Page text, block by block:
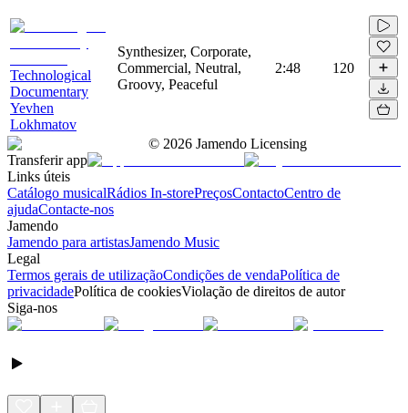
Technological
Documentary
Yevhen
Lokhmatov
Synthesizer, Corporate,
Commercial, Neutral,
Groovy, Peaceful
2:48 120
© 2026 Jamendo Licensing
Transferir app
Links úteis
Catálogo musicalRádios In-storePreçosContactoCentro de
ajudaContacte-nos
Jamendo
Jamendo para artistasJamendo Music
Legal
Termos gerais de utilizaçãoCondições de vendaPolítica de
privacidadePolítica de cookiesViolação de direitos de autor
Siga-nos